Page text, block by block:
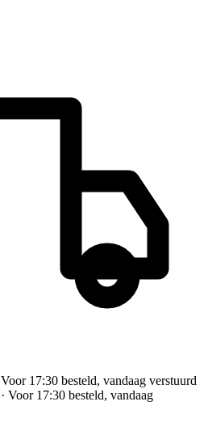
Voor 17:30 besteld, vandaag verstuurd
· Voor 17:30 besteld, vandaag